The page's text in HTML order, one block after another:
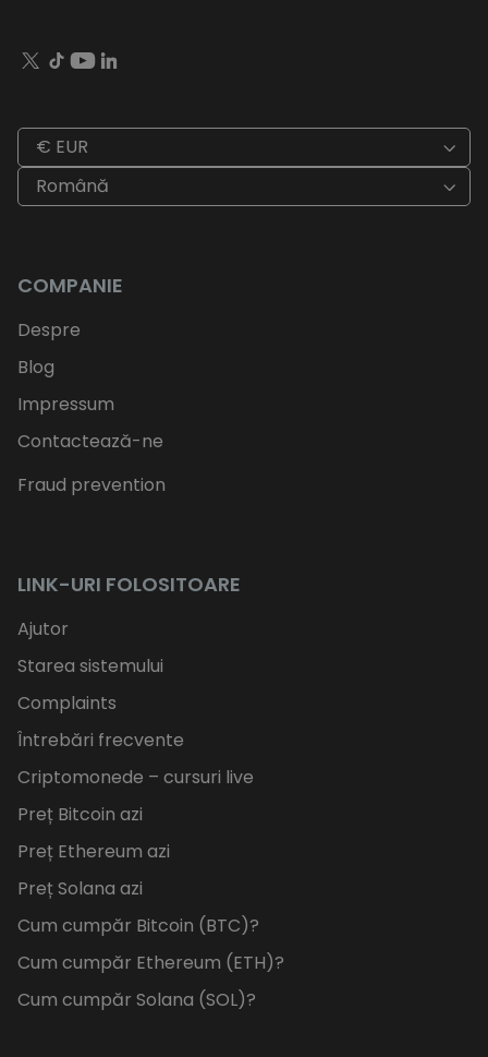
€ EUR
Română
COMPANIE
Despre
Blog
Impressum
Contactează-ne
Fraud prevention
LINK-URI FOLOSITOARE
Ajutor
Starea sistemului
Complaints
Întrebări frecvente
Criptomonede – cursuri live
Preț Bitcoin azi
Preț Ethereum azi
Preț Solana azi
Cum cumpăr Bitcoin (BTC)?
Cum cumpăr Ethereum (ETH)?
Cum cumpăr Solana (SOL)?